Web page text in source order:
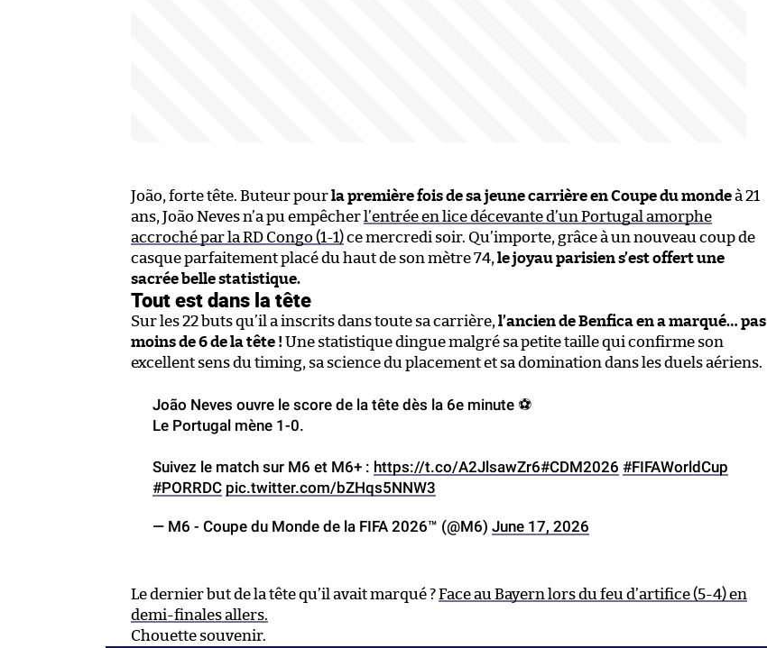
João, forte tête. Buteur pourla première fois de sa jeune carrière en Coupe du mondeà 21
ans, João Neves n’a pu empêcher l’entrée en lice décevante d’un Portugal amorphe
accroché par la RD Congo (1-1)ce mercredi soir. Qu’importe, grâce à un nouveau coup de
casque parfaitement placé du haut de son mètre 74, le joyau parisien s’est offert une
sacrée belle statistique.
Tout est dans la tête
Sur les 22 buts qu’il a inscrits dans toute sa carrière, l’ancien de Benfica en a marqué… pas
moins de 6 de la tête ! Une statistique dingue malgré sa petite taille qui confirme son
excellent sens du timing, sa science du placement et sa domination dans les duels aériens.
João Neves ouvre le score de la tête dès la 6e minute ⚽️
Le Portugal mène 1-0.
Suivez le match sur M6 et M6+ : https://t.co/A2JlsawZr6#CDM2026 #FIFAWorldCup
#PORRDC pic.twitter.com/bZHqs5NNW3
— M6 - Coupe du Monde de la FIFA 2026™ (@M6) June 17, 2026
Le dernier but de la tête qu’il avait marqué ?Face au Bayern lors du feu d’artifice (5-4) en
demi-finales allers.
Chouette souvenir.